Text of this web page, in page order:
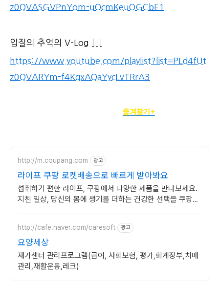
z0QVASGVPnYom-uOcmKeuOGCbE1
입질의 추억의 V-Log ↓↓↓
https://www.youtube.com/playlist?list=PLd4fUt
z0QVARYm-f4KqxAQaYycLvTRrA3
즐겨찾기+
http://m.coupang.com 광고
라이프 쿠팡 로켓배송으로 빠르게 받아봐요
섭취하기 편한 라이프, 쿠팡에서 다양한 제품을 만나보세요.
지친 일상, 당신의 몸에 생기를 더하는 건강한 선택을 쿠팡에
http://cafe.naver.com/caresoft 광고
요양세상
재가센터 관리프로그램(급여, 사회보험, 평가,회계장부,치매
관리,재활운동,레크)